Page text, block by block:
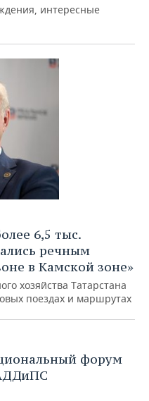
интересные
6,5 тыс.
речным
в Камской зоне»
хозяйства Татарстана
поездах и маршрутах
форум